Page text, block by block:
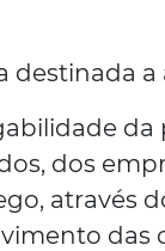
destinada a
da
dos
através
das